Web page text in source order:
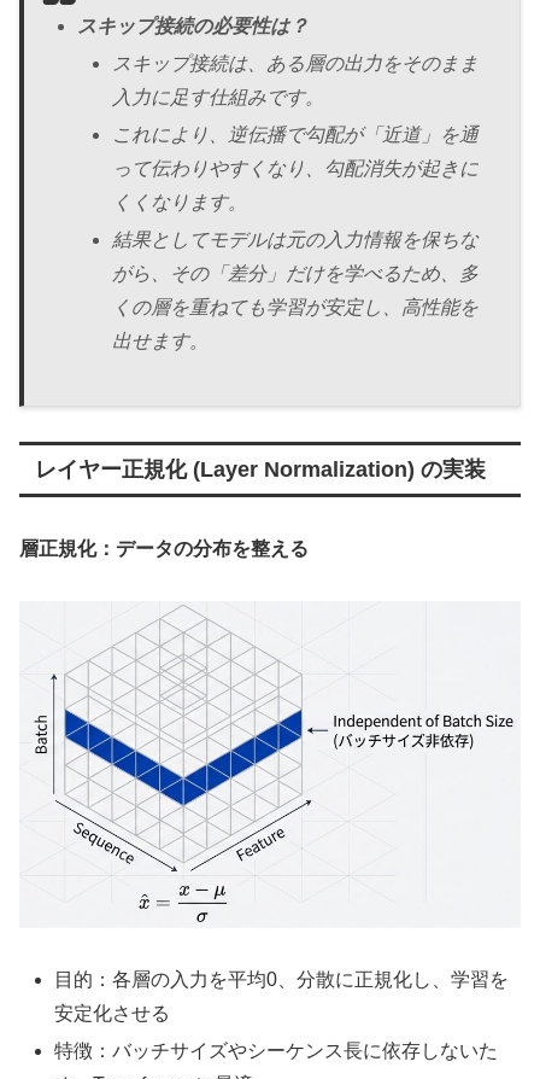
スキップ接続の必要性は？
スキップ接続は、ある層の出力をそのまま
入力に足す仕組みです。
これにより、逆伝播で勾配が「近道」を通
って伝わりやすくなり、勾配消失が起きに
くくなります。
結果としてモデルは元の入力情報を保ちな
がら、その「差分」だけを学べるため、多
くの層を重ねても学習が安定し、高性能を
出せます。
レイヤー正規化 (Layer Normalization) の実装
層正規化：データの分布を整える
目的：各層の入力を平均0、分散に正規化し、学習を
安定化させる
特徴：バッチサイズやシーケンス長に依存しないた